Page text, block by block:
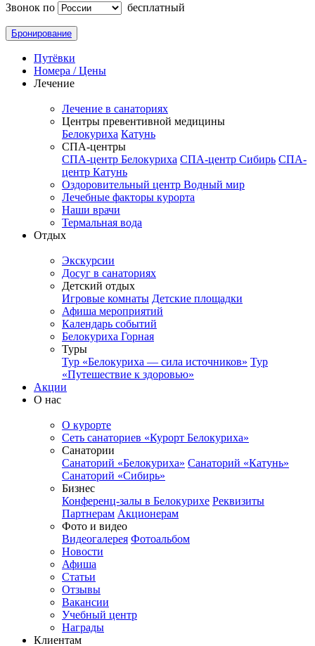
Звонок по
бесплатный
Бронирование
Путёвки
Номера / Цены
Лечение
Лечение в санаториях
Центры превентивной медицины
Белокуриха Катунь
СПА-центры
СПА-центр Белокуриха СПА-центр Сибирь СПА-
центр Катунь
Оздоровительный центр Водный мир
Лечебные факторы курорта
Наши врачи
Термальная вода
Отдых
Экскурсии
Досуг в санаториях
Детский отдых
Игровые комнаты Детские площадки
Афиша мероприятий
Календарь событий
Белокуриха Горная
Туры
Тур «Белокуриха — сила источников» Тур
«Путешествие к здоровью»
Акции
О нас
О курорте
Сеть санаториев «Курорт Белокуриха»
Санатории
Санаторий «Белокуриха» Санаторий «Катунь»
Санаторий «Сибирь»
Бизнес
Конференц-залы в Белокурихе Реквизиты
Партнерам Акционерам
Фото и видео
Видеогалерея Фотоальбом
Новости
Афиша
Статьи
Отзывы
Вакансии
Учебный центр
Награды
Клиентам